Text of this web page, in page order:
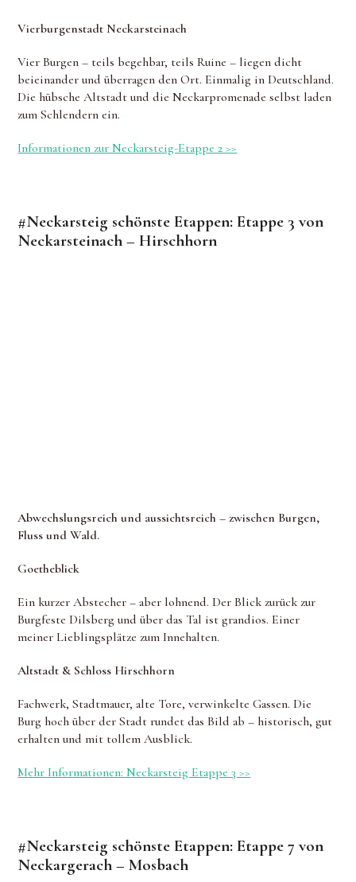
Vierburgenstadt Neckarsteinach
Vier Burgen – teils begehbar, teils Ruine – liegen dicht
beieinander und überragen den Ort. Einmalig in Deutschland.
Die hübsche Altstadt und die Neckarpromenade selbst laden
zum Schlendern ein.
Informationen zur Neckarsteig-Etappe 2 >>
#Neckarsteig schönste Etappen: Etappe 3 von
Neckarsteinach – Hirschhorn
Abwechslungsreich und aussichtsreich – zwischen Burgen,
Fluss und Wald.
Goetheblick
Ein kurzer Abstecher – aber lohnend. Der Blick zurück zur
Burgfeste Dilsberg und über das Tal ist grandios. Einer
meiner Lieblingsplätze zum Innehalten.
Altstadt & Schloss Hirschhorn
Fachwerk, Stadtmauer, alte Tore, verwinkelte Gassen. Die
Burg hoch über der Stadt rundet das Bild ab – historisch, gut
erhalten und mit tollem Ausblick.
Mehr Informationen: Neckarsteig Etappe 3 >>
#Neckarsteig schönste Etappen: Etappe 7 von
Neckargerach – Mosbach